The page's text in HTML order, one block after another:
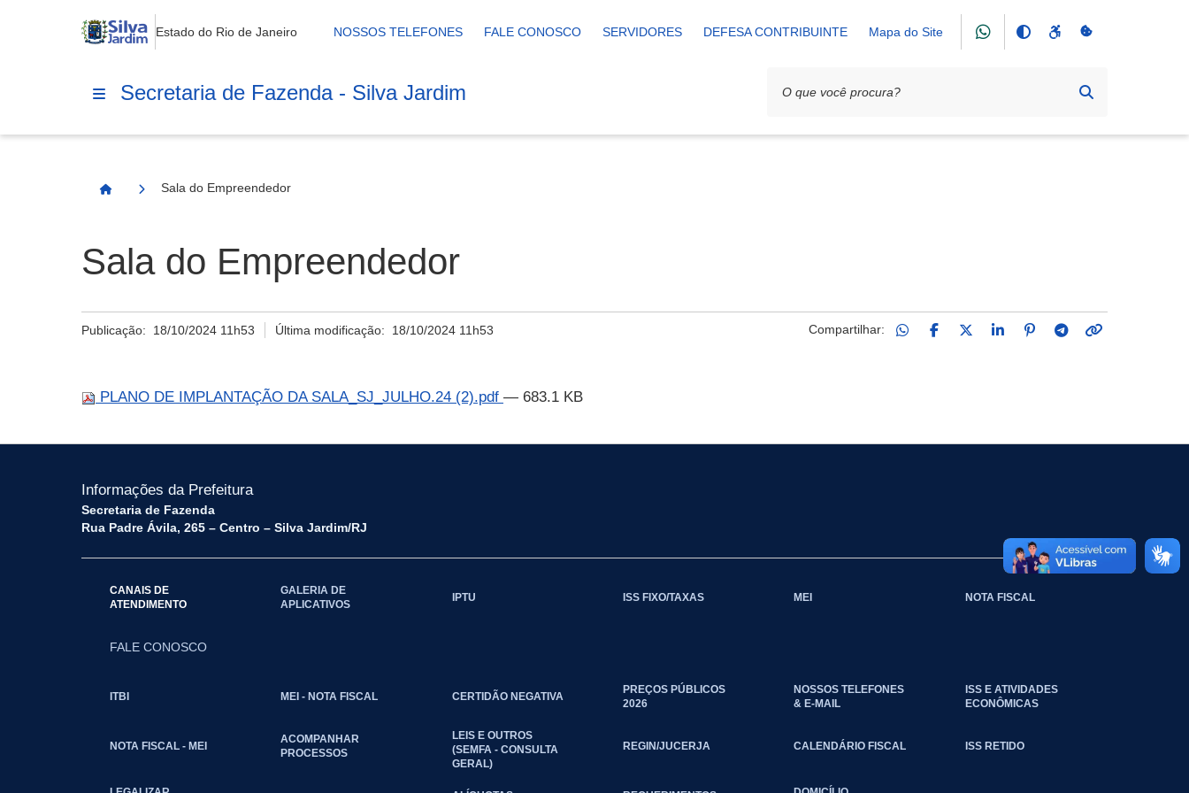
Estado do Rio de Janeiro NOSSOS TELEFONES FALE CONOSCO SERVIDORES DEFESA CONTRIBUINTE Mapa do Site
Secretaria de Fazenda - Silva Jardim
Página Inicial
Sala do Empreendedor
Sala do Empreendedor
Publicação: 18/10/2024 11h53 Última modificação: 18/10/2024 11h53 Compartilhar:
PLANO DE IMPLANTAÇÃO DA SALA_SJ_JULHO.24 (2).pdf — 683.1 KB
Informações da Prefeitura
Secretaria de Fazenda
Rua Padre Ávila, 265 – Centro – Silva Jardim/RJ
CANAIS DE
ATENDIMENTO
FALE CONOSCO
GALERIA DE
APLICATIVOS
IPTU ISS FIXO/TAXAS MEI NOTA FISCAL
ITBI MEI - NOTA FISCAL CERTIDÃO NEGATIVA
PREÇOS PÚBLICOS
2026
NOSSOS TELEFONES
& E-MAIL
ISS E ATIVIDADES
ECONÔMICAS
NOTA FISCAL - MEI
ACOMPANHAR
PROCESSOS
LEIS E OUTROS
(SEMFA - CONSULTA
GERAL)
REGIN/JUCERJA CALENDÁRIO FISCAL ISS RETIDO